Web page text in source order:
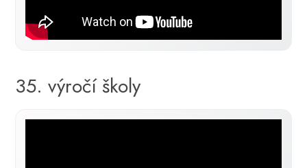
35. výročí školy